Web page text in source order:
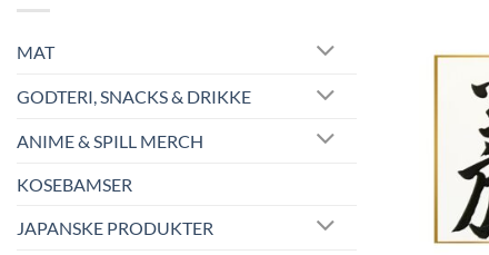
MAT
GODTERI, SNACKS & DRIKKE
ANIME & SPILL MERCH
KOSEBAMSER
JAPANSKE PRODUKTER